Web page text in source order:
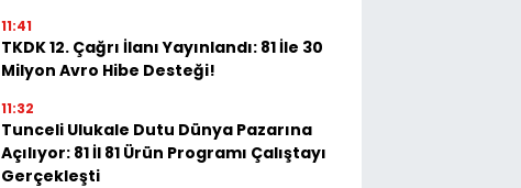
11:41
TKDK 12. Çağrı İlanı Yayınlandı: 81 İle 30
Milyon Avro Hibe Desteği!
11:32
Tunceli Ulukale Dutu Dünya Pazarına
Açılıyor: 81 İl 81 Ürün Programı Çalıştayı
Gerçekleşti